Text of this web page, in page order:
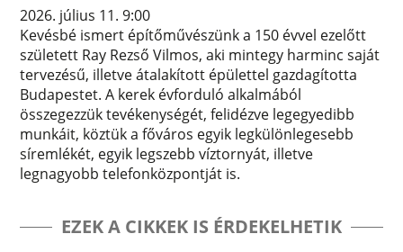
2026. július 11. 9:00
Kevésbé ismert építőművészünk a 150 évvel ezelőtt
született Ray Rezső Vilmos, aki mintegy harminc saját
tervezésű, illetve átalakított épülettel gazdagította
Budapestet. A kerek évforduló alkalmából
összegezzük tevékenységét, felidézve legegyedibb
munkáit, köztük a főváros egyik legkülönlegesebb
síremlékét, egyik legszebb víztornyát, illetve
legnagyobb telefonközpontját is.
EZEK A CIKKEK IS ÉRDEKELHETIK